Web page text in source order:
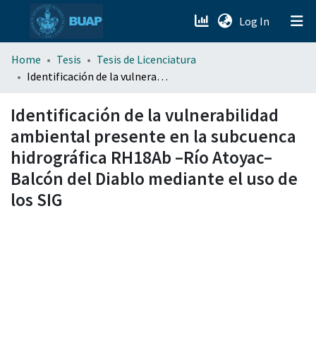
Log In (current)
menu.section.about_menu
Home Tesis
Tesis de Licenciatura
Identificación de la vulnerabilidad ambiental presente en la subcuenca hidrográfica RH18Ab –Río Atoyac– Balcón del Diablo mediante el uso de los SIG
Identificación de la vulnerabilidad
ambiental presente en la subcuenca
hidrográfica RH18Ab –Río Atoyac–
Balcón del Diablo mediante el uso de
los SIG